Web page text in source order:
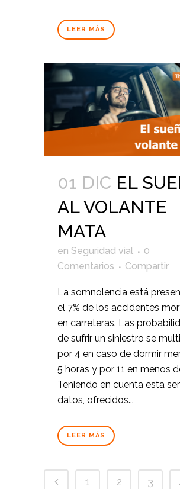
LEER MÁS
01 DIC EL
AL VOLANTE
MATA
en Seguridad vial
0
Comentarios
Compartir
La somnolencia está
el 7% de los accidentes
en carreteras. Las
de sufrir un siniestro se
por 4 en caso de dormir
5 horas y por 11 en menos
Teniendo en cuenta esta
datos, ofrecidos...
LEER MÁS
1 2 3